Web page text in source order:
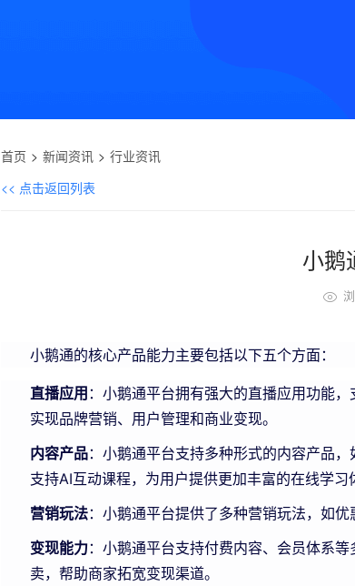
首页 新闻资讯
行业资讯
<< 点击返回列表
小鹅
小鹅通的核心产品能力主要包括以下五个方面：
直播应用 ：小鹅通平台拥有强大的直播应用功能
实现品牌营销、用户管理和商业变现。
内容产品：小鹅通平台支持多种形式的内容产品
支持AI互动课程，为用户提供更加丰富的在线学习
营销玩法：小鹅通平台提供了多种营销玩法，如
变现能力：小鹅通平台支持付费内容、会员体系
卖，帮助商家拓宽变现渠道。